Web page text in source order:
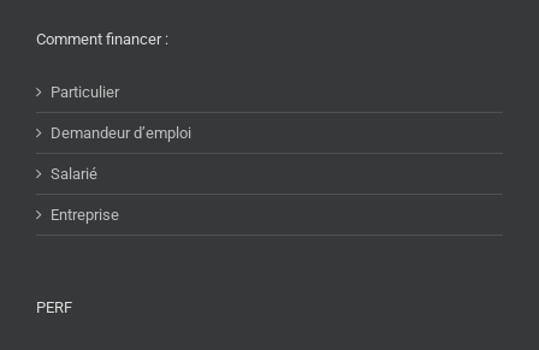
Comment financer :
Particulier
Demandeur d’emploi
Salarié
Entreprise
PERF